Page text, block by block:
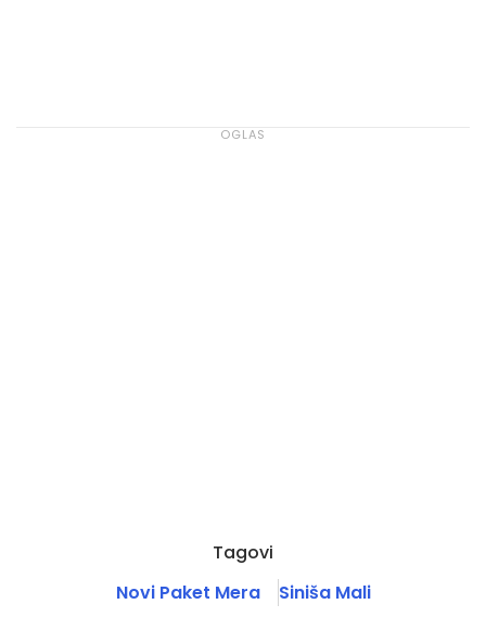
Tagovi
Novi Paket Mera
Siniša Mali